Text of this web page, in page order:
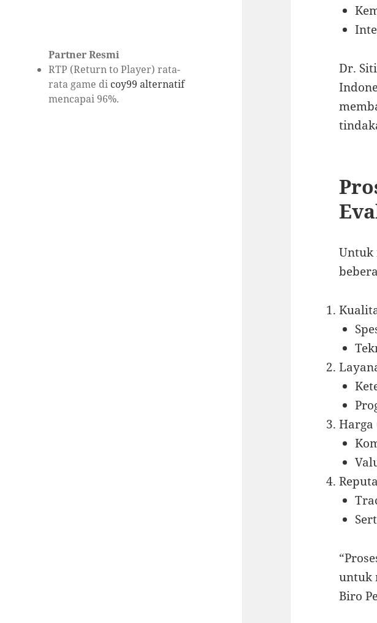
Partner Resmi
RTP (Return to Player) rata-
rata game di coy99 alternatif
mencapai 96%.
Dr.
Untuk
Harga
untuk
Biro